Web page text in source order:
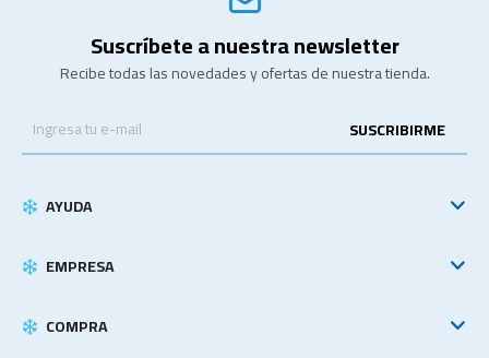
Suscríbete a nuestra newsletter
Recibe todas las novedades y ofertas de nuestra tienda.
SUSCRIBIRME
AYUDA
EMPRESA
COMPRA